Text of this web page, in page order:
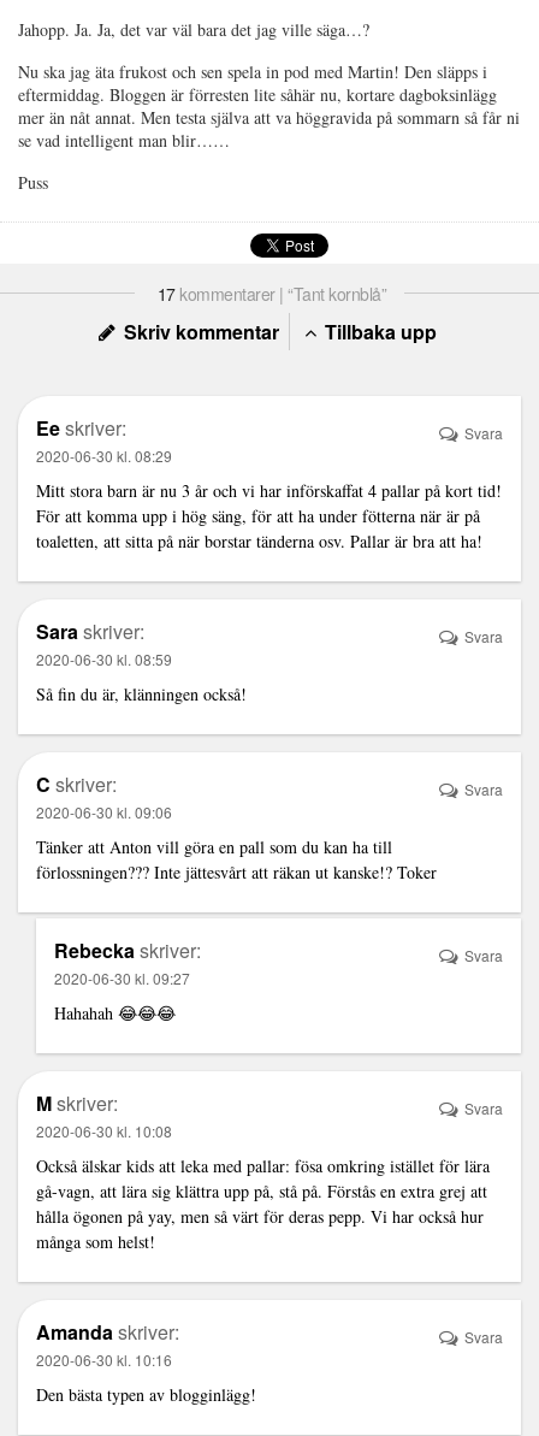
Jahopp. Ja. Ja, det var väl bara det jag ville säga…?
Nu ska jag äta frukost och sen spela in pod med Martin! Den släpps i
eftermiddag. Bloggen är förresten lite såhär nu, kortare dagboksinlägg
mer än nåt annat. Men testa själva att va höggravida på sommarn så får ni
se vad intelligent man blir……
Puss
17kommentarer | “Tant kornblå”
Skriv kommentar Tillbaka upp
Eeskriver:
2020-06-30 kl. 08:29
Mitt stora barn är nu 3 år och vi har införskaffat 4 pallar på kort tid!
För att komma upp i hög säng, för att ha under fötterna när är på
toaletten, att sitta på när borstar tänderna osv. Pallar är bra att ha!
Svara
Saraskriver:
2020-06-30 kl. 08:59
Så fin du är, klänningen också!
Svara
C skriver:
2020-06-30 kl. 09:06
Tänker att Anton vill göra en pall som du kan ha till
förlossningen??? Inte jättesvårt att räkan ut kanske!? Toker
Svara
Rebeckaskriver:
2020-06-30 kl. 09:27
Hahahah 😂😂😂
Svara
Mskriver:
2020-06-30 kl. 10:08
Också älskar kids att leka med pallar: fösa omkring istället för lära
gå-vagn, att lära sig klättra upp på, stå på. Förstås en extra grej att
hålla ögonen på yay, men så värt för deras pepp. Vi har också hur
många som helst!
Svara
Amandaskriver:
2020-06-30 kl. 10:16
Den bästa typen av blogginlägg!
Svara